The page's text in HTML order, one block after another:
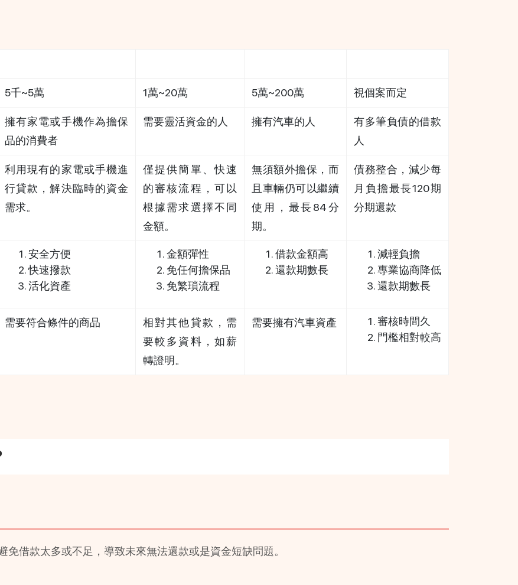
5千~5萬 1萬~20萬 5萬~200萬 視個案而定
擁有家電或手機作為擔保
品的消費者
需要靈活資金的人 擁有汽車的人
有多筆負債的借款
人
利用現有的家電或手機進
行貸款，解決臨時的資金
需求。
僅提供簡單、快速
的審核流程，可以
根據需求選擇不同
金額。
無須額外擔保，而
且車輛仍可以繼續
使用，最長84分
期。
債務整合，減少每
月負擔最長120期
分期還款
安全方便
快速撥款
活化資產
金額彈性
免任何擔保品
免繁瑣流程
借款金額高
還款期數長
減輕負擔
專業協商降低
還款期數長
需要符合條件的商品
相對其他貸款，需
要較多資料，如薪
轉證明。
需要擁有汽車資產
審核時間久
門檻相對較高
借款太多或不足，導致未來無法還款或是資金短缺問題。